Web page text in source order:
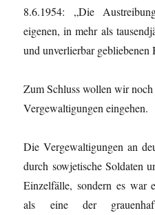
8.6.1954: „Die
eigenen, in mehr als
und unverlierbar
Zum Schluss wollen wir noch
Vergewaltigungen eingehen.
Die Vergewaltigungen an
durch sowjetische Soldaten
Einzelfälle, sondern es war
als eine der